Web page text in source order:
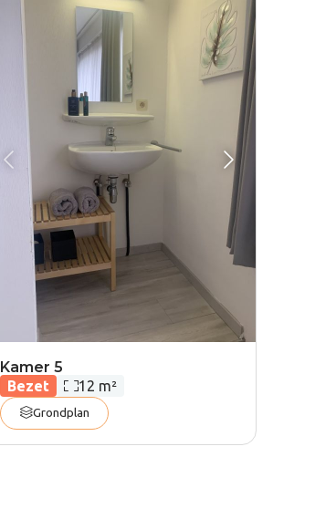
Kamer 5
Bezet Oppervlakte:
12 m²
Grondplan